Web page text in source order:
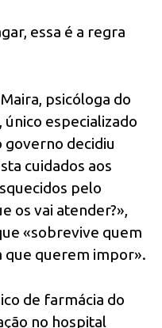
essa é a regra
psicóloga do
especializado
governo decidiu
cuidados aos
pelo
os vai atender?»,
«sobrevive quem
que querem impor».
de farmácia do
no hospital